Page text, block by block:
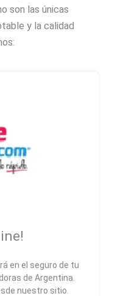
son las únicas
y la calidad
en el seguro de tu
de Argentina.
nuestro sitio.